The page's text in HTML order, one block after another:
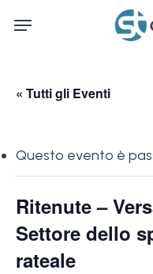
Menu
« Tutti gli Eventi
Questo evento è
Ritenute –
Settore dello
rateale